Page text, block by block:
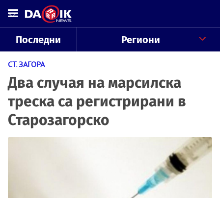
Последни Региони
СТ. ЗАГОРА
Два случая на марсилска
треска са регистрирани в
Старозагорско